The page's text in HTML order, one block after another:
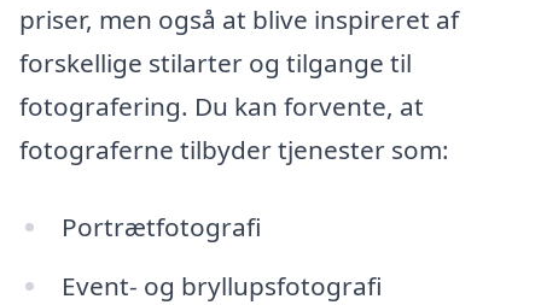
priser, men også at blive inspireret af
forskellige stilarter og tilgange til
fotografering. Du kan forvente, at
fotograferne tilbyder tjenester som:
Portrætfotografi
Event- og bryllupsfotografi